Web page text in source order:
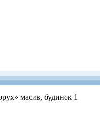
масив, будинок 1